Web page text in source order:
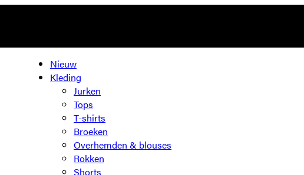
Nieuw
Kleding
Jurken
Tops
T-shirts
Broeken
Overhemden & blouses
Rokken
Shorts